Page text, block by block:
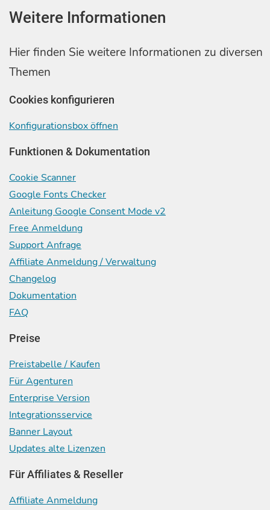
Weitere Informationen
Hier finden Sie weitere Informationen zu diversen
Themen
Cookies konfigurieren
Konfigurationsbox öffnen
Funktionen & Dokumentation
Cookie Scanner
Google Fonts Checker
Anleitung Google Consent Mode v2
Free Anmeldung
Support Anfrage
Affiliate Anmeldung / Verwaltung
Changelog
Dokumentation
FAQ
Preise
Preistabelle / Kaufen
Für Agenturen
Enterprise Version
Integrationsservice
Banner Layout
Updates alte Lizenzen
Für Affiliates & Reseller
Affiliate Anmeldung